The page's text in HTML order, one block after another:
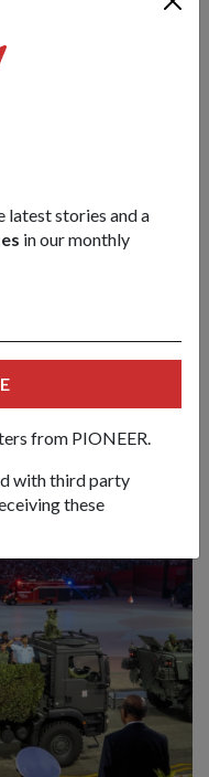
latest stories and a
in our monthly
from PIONEER.
with third party
these
级士官（退役）冯女士
举行的新加坡海军成立
白舰旗的历史性时刻。
坡妇女辅助海军队
中的角色发生了怎
且充满自信。她们完全
今在不同岗位上相互补